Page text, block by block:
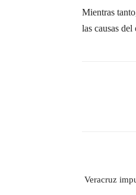
Mientras
las causas
Veracruz